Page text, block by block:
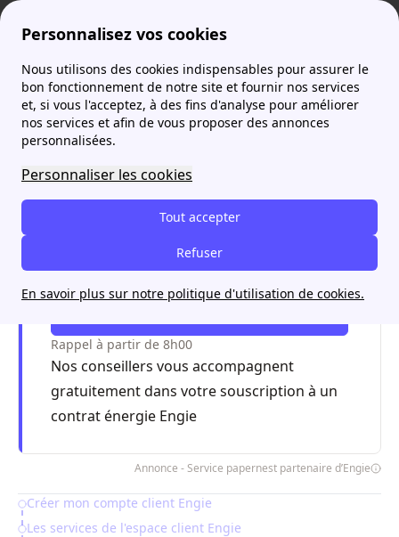
Personnalisez vos cookies
Nous utilisons des cookies indispensables pour assurer le
bon fonctionnement de notre site et fournir nos services
et, si vous l'acceptez, à des fins d'analyse pour améliorer
nos services et afin de vous proposer des annonces
personnalisées.
Personnaliser les cookies
Tout accepter
Refuser
En savoir plus sur notre politique d'utilisation de cookies.
Agence France Électricité More Contacter Engie en 2024 : tous les numéros Engie mon compte
Engie mon compte
gratuitement et simplement en 5
Appel gratuit
Rappel à partir de 8h00
Nos conseillers vous accompagnent
gratuitement dans votre souscription à un
contrat énergie Engie
Annonce - Service papernest partenaire d’Engie
Table of Contents
Créer mon compte client Engie
Les services de l'espace client Engie